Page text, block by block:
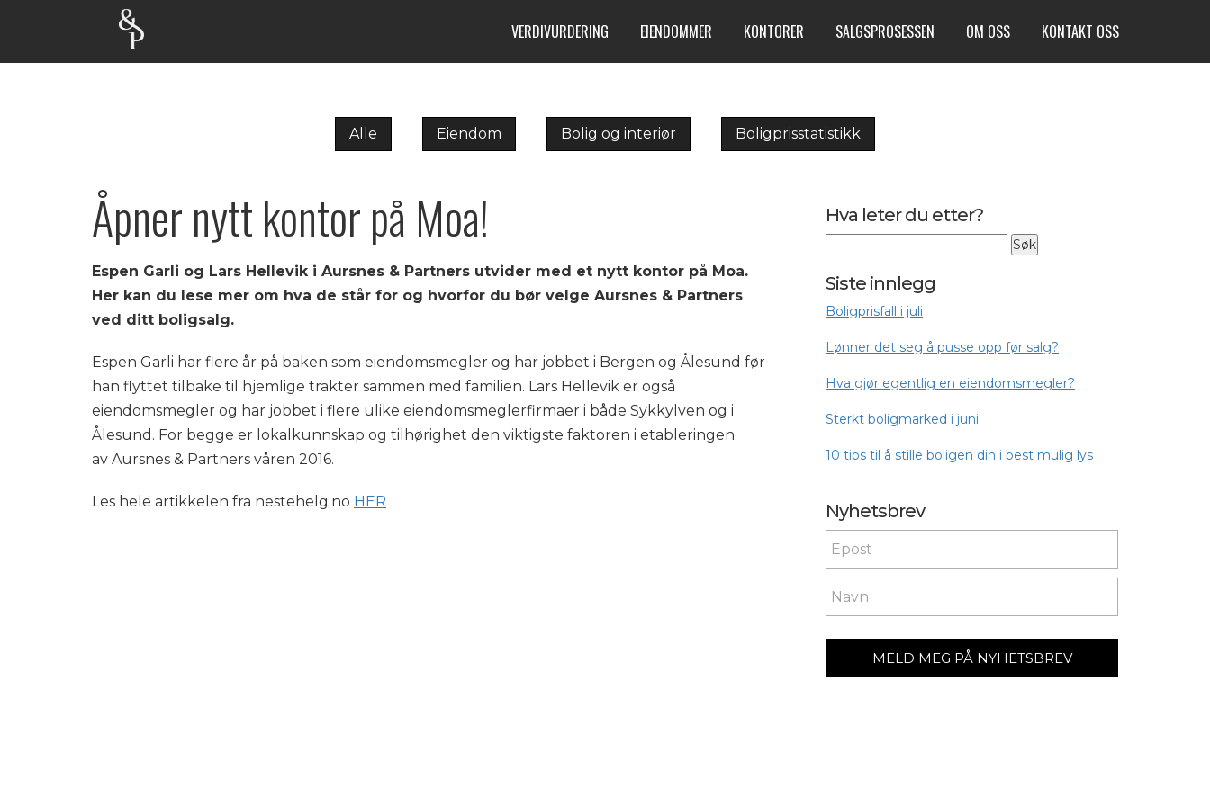
VERDIVURDERING EIENDOMMER KONTORER SALGSPROSESSEN OM OSS KONTAKT OSS
Alle Eiendom Bolig og interiør Boligprisstatistikk
Åpner nytt kontor på Moa!
Espen Garli og Lars Hellevik i Aursnes & Partners utvider med et nytt kontor på Moa.
Her kan du lese mer om hva de står for og hvorfor du bør velge Aursnes & Partners
ved ditt boligsalg.
Espen Garli har flere år på baken som eiendomsmegler og har jobbet i Bergen og Ålesund før
han flyttet tilbake til hjemlige trakter sammen med familien. Lars Hellevik er også
eiendomsmegler og har jobbet i flere ulike eiendomsmeglerfirmaer i både Sykkylven og i
Ålesund. For begge er lokalkunnskap og tilhørighet den viktigste faktoren i etableringen
av Aursnes & Partners våren 2016.
Les hele artikkelen fra nestehelg.no HER
Hva leter du etter?
Siste innlegg
Boligprisfall i juli
Lønner det seg å pusse opp før salg?
Hva gjør egentlig en eiendomsmegler?
Sterkt boligmarked i juni
10 tips til å stille boligen din i best mulig lys
Nyhetsbrev
Nyhetsbrev
If you
are
human,
leave
this
MELD MEG PÅ NYHETSBREV